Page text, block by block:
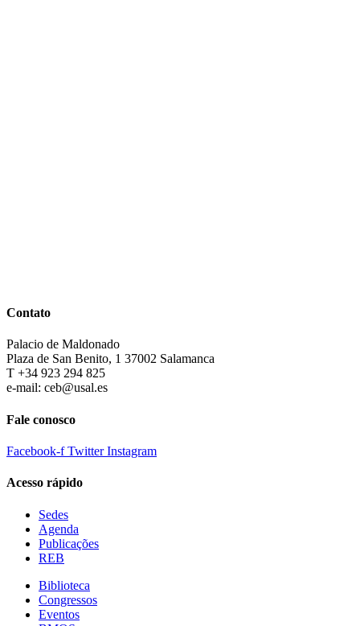
Contato
Palacio de Maldonado
Plaza de San Benito, 1 37002 Salamanca
T +34 923 294 825
e-mail: ceb@usal.es
Fale conosco
Facebook-f Twitter Instagram
Acesso rápido
Sedes
Agenda
Publicações
REB
Biblioteca
Congressos
Eventos